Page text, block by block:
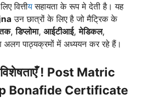
वित्तीयसहायता के रूप मे देती है। यह
उन छात्रों के लिए है जो मैट्रिक के
,डिप्लोमा, आईटीआई,मेडिकल,
पाठ्यक्रमों में अध्ययन कर रहे हैं।
विशेषताएँ ! Post Matric
Bonafide Certificate